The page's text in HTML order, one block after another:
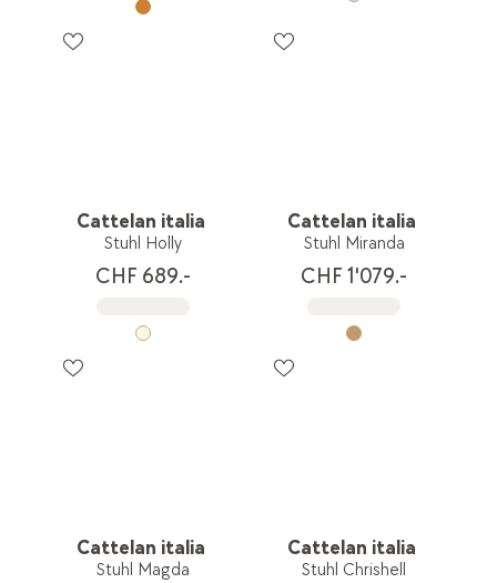
Cattelan italia
Stuhl Holly
CHF 689.-
Cattelan italia
Stuhl Miranda
CHF 1'079.-
Cattelan italia
Stuhl Magda
Cattelan italia
Stuhl Chrishell